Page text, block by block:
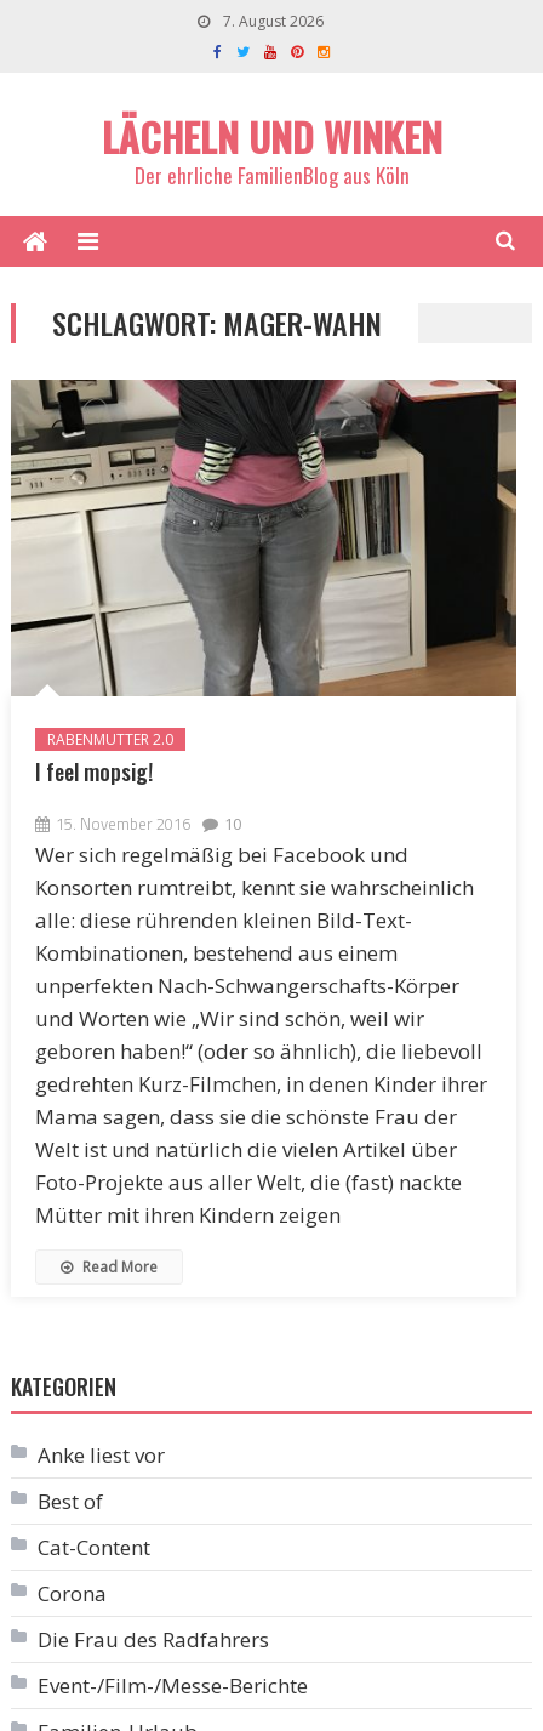
7. August 2026
LÄCHELN UND WINKEN
Der ehrliche FamilienBlog aus Köln
SCHLAGWORT: MAGER-WAHN
RABENMUTTER 2.0
I feel mopsig!
15. November 2016 10
Wer sich regelmäßig bei Facebook und
Konsorten rumtreibt, kennt sie wahrscheinlich
alle: diese rührenden kleinen Bild-Text-
Kombinationen, bestehend aus einem
unperfekten Nach-Schwangerschafts-Körper
und Worten wie „Wir sind schön, weil wir
geboren haben!“ (oder so ähnlich), die liebevoll
gedrehten Kurz-Filmchen, in denen Kinder ihrer
Mama sagen, dass sie die schönste Frau der
Welt ist und natürlich die vielen Artikel über
Foto-Projekte aus aller Welt, die (fast) nackte
Mütter mit ihren Kindern zeigen
Read More
KATEGORIEN
Anke liest vor
Best of
Cat-Content
Corona
Die Frau des Radfahrers
Event-/Film-/Messe-Berichte